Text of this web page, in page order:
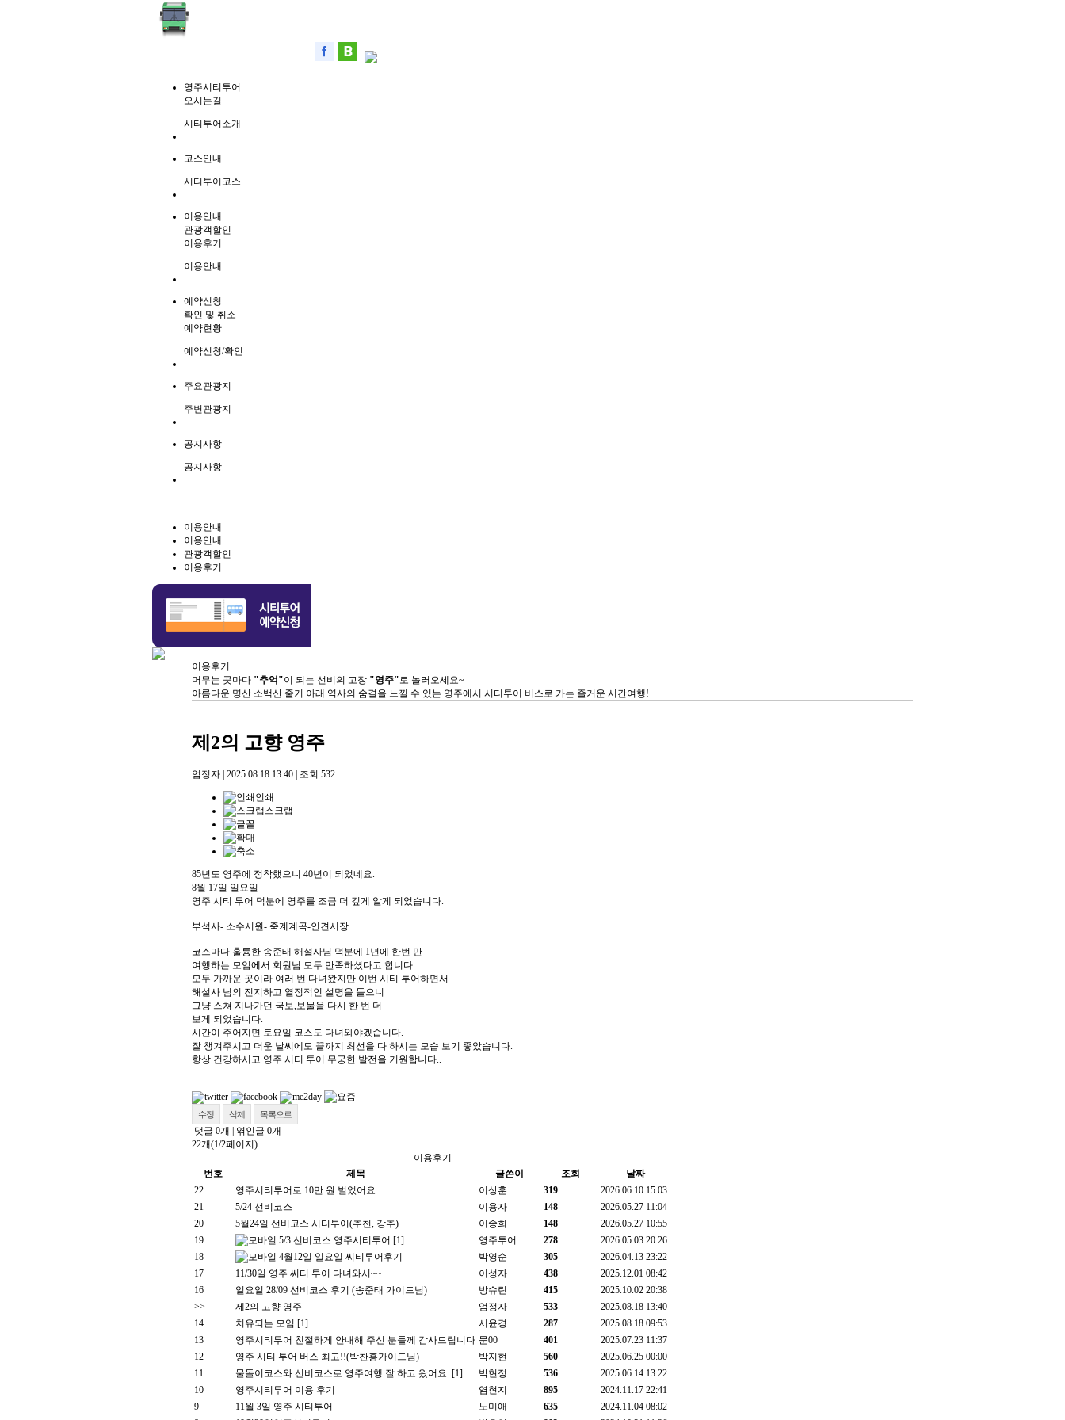
영주시티투어
오시는길
시티투어소개
코스안내
시티투어코스
이용안내
관광객할인
이용후기
이용안내
예약신청
확인 및 취소
예약현황
예약신청/확인
주요관광지
주변관광지
공지사항
공지사항
이용안내
이용안내
관광객할인
이용후기
이용후기
머무는 곳마다 "추억"이 되는 선비의 고장 "영주"로 놀러오세요~
아름다운 명산 소백산 줄기 아래 역사의 숨결을 느낄 수 있는 영주에서 시티투어 버스로 가는 즐거운 시간여행!
제2의 고향 영주
엄정자 2025.08.18 13:40 조회 532
인쇄
스크랩
85년도 영주에 정착했으니 40년이 되었네요.
8월 17일 일요일
영주 시티 투어 덕분에 영주를 조금 더 깊게 알게 되었습니다.
부석사- 소수서원- 죽계계곡-인견시장
코스마다 훌륭한 송준태 해설사님 덕분에 1년에 한번 만
여행하는 모임에서 회원님 모두 만족하셨다고 합니다.
모두 가까운 곳이라 여러 번 다녀왔지만 이번 시티 투어하면서
해설사 님의 진지하고 열정적인 설명을 들으니
그냥 스쳐 지나가던 국보,보물을 다시 한 번 더
보게 되었습니다.
시간이 주어지면 토요일 코스도 다녀와야겠습니다.
잘 챙겨주시고 더운 날씨에도 끝까지 최선을 다 하시는 모습 보기 좋았습니다.
항상 건강하시고 영주 시티 투어 무궁한 발전을 기원합니다..
수정 삭제 목록으로
댓글 0개 엮인글 0개
22개(1/2페이지)
이용후기
번호
제목 글쓴이 조회
날짜
22
영주시티투어로 10만 원 벌었어요. 이상훈 319
2026.06.10 15:03
21
5/24 선비코스 이용자 148
2026.05.27 11:04
20
5월24일 선비코스 시티투어(추천, 강추) 이송희 148
2026.05.27 10:55
19
5/3 선비코스 영주시티투어 [1] 영주투어 278
2026.05.03 20:26
18
4월12일 일요일 씨티투어후기 박영순 305
2026.04.13 23:22
17
11/30일 영주 씨티 투어 다녀와서~~ 이성자 438
2025.12.01 08:42
16
일요일 28/09 선비코스 후기 (송준태 가이드님) 방슈린 415
2025.10.02 20:38
>>
제2의 고향 영주 엄정자 533
2025.08.18 13:40
14
치유되는 모임 [1] 서윤경 287
2025.08.18 09:53
13
영주시티투어 친절하게 안내해 주신 분들께 감사드립니다 문00 401
2025.07.23 11:37
12
영주 시티 투어 버스 최고!!(박찬홍가이드님) 박지현 560
2025.06.25 00:00
11
물돌이코스와 선비코스로 영주여행 잘 하고 왔어요. [1] 박현정 536
2025.06.14 13:22
10
영주시티투어 이용 후기 염현지 895
2024.11.17 22:41
9
11월 3일 영주 시티투어 노미애 635
2024.11.04 08:02